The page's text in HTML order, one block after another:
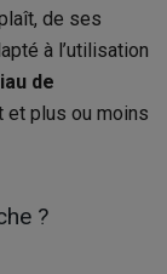
de ses
à l’utilisation
de
et plus ou moins
?